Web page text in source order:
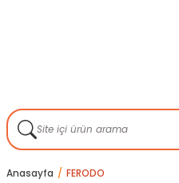
Anasayfa FERODO